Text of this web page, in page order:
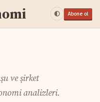
Abone ol
ve şirket
analizleri.